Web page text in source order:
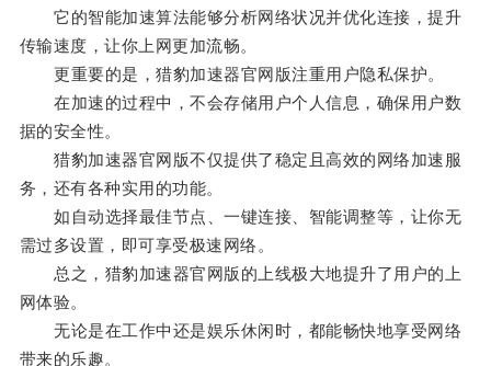
它的智能加速算法能够分析网络状况并优化连接，提升
传输速度，让你上网更加流畅。
更重要的是，猎豹加速器官网版注重用户隐私保护。
在加速的过程中，不会存储用户个人信息，确保用户数
据的安全性。
猎豹加速器官网版不仅提供了稳定且高效的网络加速服
务，还有各种实用的功能。
如自动选择最佳节点、一键连接、智能调整等，让你无
需过多设置，即可享受极速网络。
总之，猎豹加速器官网版的上线极大地提升了用户的上
网体验。
无论是在工作中还是娱乐休闲时，都能畅快地享受网络
带来的乐趣。